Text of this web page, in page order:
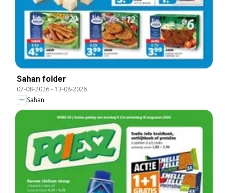
Sahan folder
07-08-2026- 13-08-2026
Sahan